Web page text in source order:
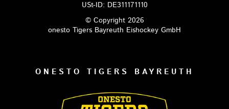
USt-ID: DE311171110
© Copyright 2026
onesto Tigers Bayreuth Eishockey GmbH
ONESTO TIGERS BAYREUTH